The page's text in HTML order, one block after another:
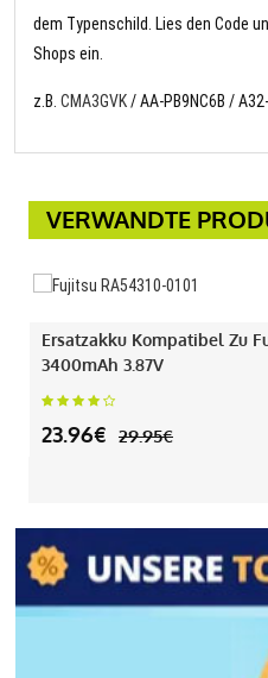
dem Typenschild. Lies den Code
Shops ein.
z.B. CMA3GVK/ AA-PB9NC6B /
VERWANDTE
Ersatzakku Kompatibel Zu
3400mAh 3.87V
23.96€ 29.95€